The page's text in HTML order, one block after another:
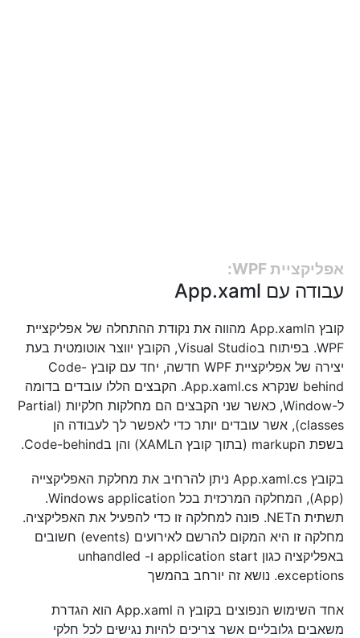
אפליקציית WPF:
עבודה עם App.xaml
קובץ הApp.xaml מהווה את נקודת ההתחלה של אפליקציית
WPF. בפיתוח בVisual Studio, הקובץ יווצר אוטומטית בעת
יצירה של אפליקציית WPF חדשה, יחד עם קובץ Code-
behind שנקרא App.xaml.cs. הקבצים הללו עובדים בדומה
ל-Window, כאשר שני הקבצים הם מחלקות חלקיות (Partial
classes), אשר עובדים יותר כדי לאפשר לך לעבודה הן
בשפת הmarkup (בתוך קובץ הXAML) והן בCode-behind.
בקובץ App.xaml.cs ניתן להרחיב את מחלקת האפליקצייה
(App), המחלקה המרכזית בכל Windows application.
תשתית הNET. פונה למחלקה זו כדי להפעיל את האפליקציה.
מחלקה זו היא המקום להרשם לאירועים (events) חשובים
באפליקציה כגון application start ו- unhandled
exceptions. נושא זה יורחב בהמשך
אחד השימוש הנפוצים בקובץ ה App.xaml הוא הגדרת
משאבים גלובליים אשר צריכים להיות נגישים לכל חלקי